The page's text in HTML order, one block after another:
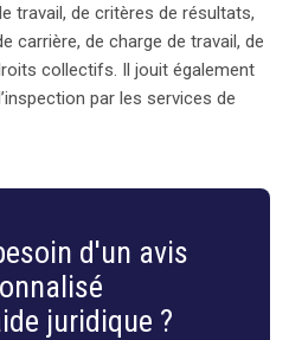
travail, de critères de résultats,
carrière, de charge de travail, de
collectifs. Il jouit également
par les services de
d'un avis
juridique ?